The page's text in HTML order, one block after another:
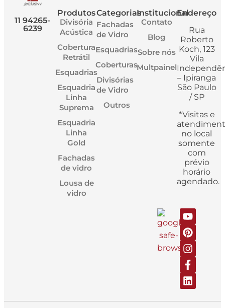
11 94265-
6239
Produtos
Divisória
Acústica
Cobertura
Retrátil
Esquadrias
Esquadria
Linha
Suprema
Esquadria
Linha
Gold
Fachadas
de vidro
Lousa de
vidro
Categorias
Fachadas
de Vidro
Esquadrias
Coberturas
Divisórias
de Vidro
Outros
Institucional
Contato
Blog
Sobre nós
Multpainel
Endereço
Rua
Roberto
Koch, 123
Vila
– Ipiranga
São Paulo
/ SP
*Visitas e
no local
somente
com
prévio
horário
agendado.